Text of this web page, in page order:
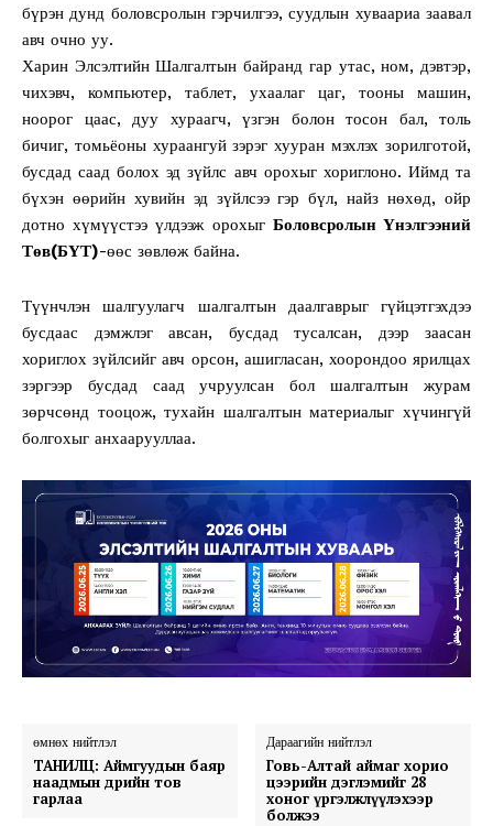
бүрэн дунд боловсролын гэрчилгээ, суудлын хуваариа заавал
авч очно уу.
Харин Элсэлтийн Шалгалтын байранд гар утас, ном, дэвтэр,
чихэвч, компьютер, таблет, ухаалаг цаг, тооны машин,
ноорог цаас, дуу хураагч, үзгэн болон тосон бал, толь
бичиг, томьёоны хураангуй зэрэг хууран мэхлэх зорилготой,
бусдад саад болох эд зүйлс авч орохыг хориглоно. Иймд та
бүхэн өөрийн хувийн эд зүйлсээ гэр бүл, найз нөхөд, ойр
дотно хүмүүстээ үлдээж орохыг Боловсролын Үнэлгээний
Төв(БҮТ)-өөс зөвлөж байна.
Түүнчлэн шалгуулагч шалгалтын даалгаврыг гүйцэтгэхдээ
бусдаас дэмжлэг авсан, бусдад тусалсан, дээр заасан
хориглох зүйлсийг авч орсон, ашигласан, хоорондоо ярилцах
зэргээр бусдад саад учруулсан бол шалгалтын журам
зөрчсөнд тооцож, тухайн шалгалтын материалыг хүчингүй
болгохыг анхаарууллаа.
өмнөх нийтлэл
ТАНИЛЦ: Аймгуудын баяр
наадмын өдрийн тов
гарлаа
Дараагийн нийтлэл
Говь-Алтай аймаг хорио
цээрийн дэглэмийг 28
хоног үргэлжлүүлэхээр
болжээ